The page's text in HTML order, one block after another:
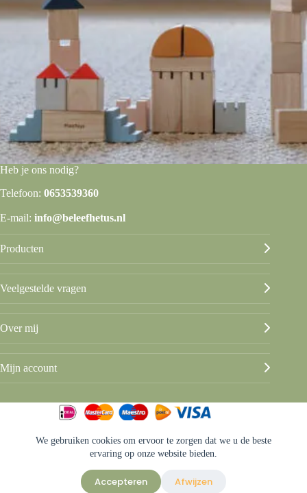
We gebruiken cookies om ervoor te zorgen dat we u de beste
ervaring op onze website bieden.
Accepteren Afwijzen
Heb je ons nodig?
Telefoon: 0653539360
E-mail: info@beleefhetus.nl
Producten
Veelgestelde vragen
Over mij
Mijn account
© Beleef het Us
Privacy & disclaimer